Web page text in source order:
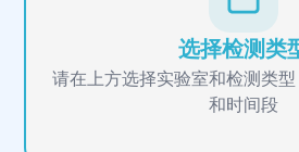
选择检测类
请在上方选择实验室和检测类
和时间段